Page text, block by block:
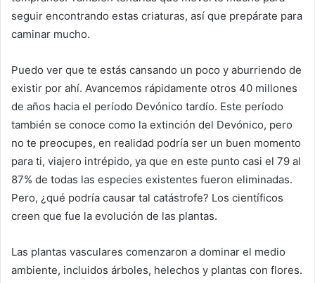
seguir encontrando estas criaturas, así que prepárate para
caminar mucho.
Puedo ver que te estás cansando un poco y aburriendo de
existir por ahí. Avancemos rápidamente otros 40 millones
de años hacia el período Devónico tardío. Este período
también se conoce como la extinción del Devónico, pero
no te preocupes, en realidad podría ser un buen momento
para ti, viajero intrépido, ya que en este punto casi el 79 al
87% de todas las especies existentes fueron eliminadas.
Pero, ¿qué podría causar tal catástrofe? Los científicos
creen que fue la evolución de las plantas.
Las plantas vasculares comenzaron a dominar el medio
ambiente, incluidos árboles, helechos y plantas con flores.